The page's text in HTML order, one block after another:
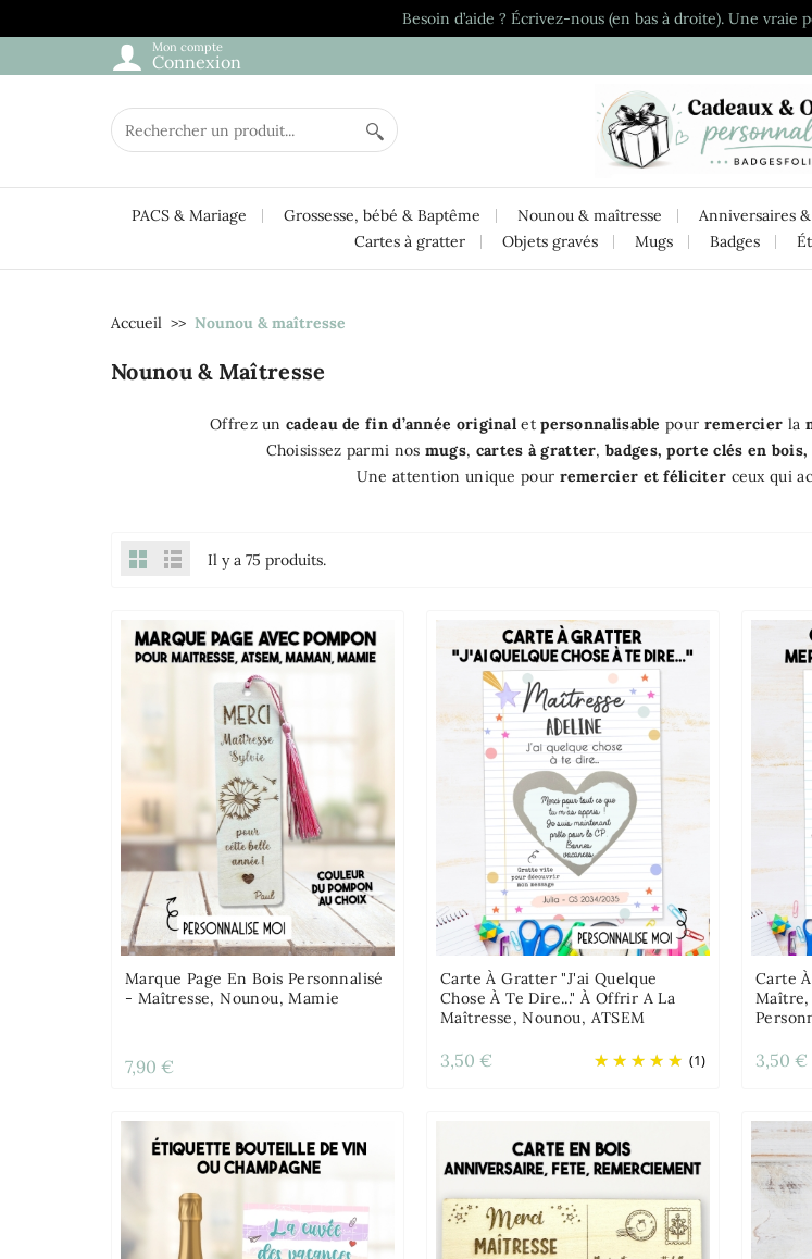
Besoin d’aide ? Écrivez-nous (en bas à droite). Une vraie
Mon compte
Connexion
PACS & Mariage Grossesse, bébé & Baptême Nounou & maîtresse Anniversaires
Cartes à gratter
Objets gravés Mugs Badges
Accueil Nounou & maîtresse
Nounou & Maîtresse
Offrez uncadeau de fin d’année originaletpersonnalisable pour remercier la
Choisissez parmi nos mugs, cartes à gratter,badges, porte clés en bois,
Une attention unique pour remercier et féliciter ceux qui
Il y a 75 produits.
Marque Page En Bois Personnalisé
- Maîtresse, Nounou, Mamie
7,90 €
Carte À Gratter "J'ai Quelque
Chose À Te Dire..." À Offrir A La
Maîtresse, Nounou, ATSEM
(1)
3,50 €
Carte
Maître,
3,50 €